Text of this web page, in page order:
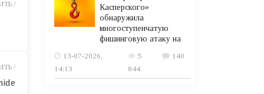
/
/
Касперского»
обнаружила
многоступенчатую
фишинговую атаку на
13-07-2026,
14:13
5
844
140